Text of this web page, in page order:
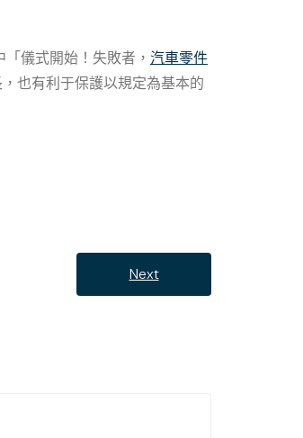
儀式開始！失敗者， 汽車零件
也有利于保護以規定為基本的
Next